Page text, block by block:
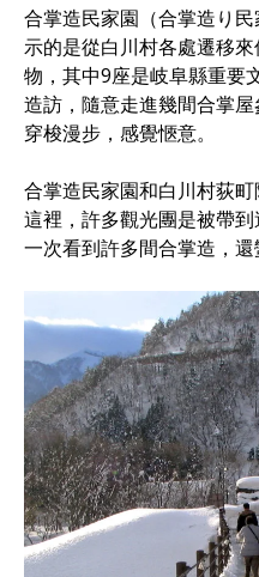
合掌造民家園（合掌造り
示的是從白川村各處遷移
物，其中9座是岐阜縣重要
造訪，隨意走進幾間合掌
穿梭漫步，感覺愜意。
合掌造民家園和白川村荻
這裡，許多觀光團是被帶
一次看到許多間合掌造，還